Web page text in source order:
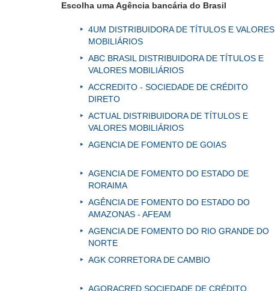
Escolha uma Agência bancária do Brasil
4UM DISTRIBUIDORA DE TÍTULOS E VALORES
MOBILIÁRIOS
ABC BRASIL DISTRIBUIDORA DE TÍTULOS E
VALORES MOBILIÁRIOS
ACCREDITO - SOCIEDADE DE CRÉDITO
DIRETO
ACTUAL DISTRIBUIDORA DE TÍTULOS E
VALORES MOBILIÁRIOS
AGENCIA DE FOMENTO DE GOIAS
AGENCIA DE FOMENTO DO ESTADO DE
RORAIMA
AGÊNCIA DE FOMENTO DO ESTADO DO
AMAZONAS - AFEAM
AGENCIA DE FOMENTO DO RIO GRANDE DO
NORTE
AGK CORRETORA DE CAMBIO
AGORACRED SOCIEDADE DE CRÉDITO,